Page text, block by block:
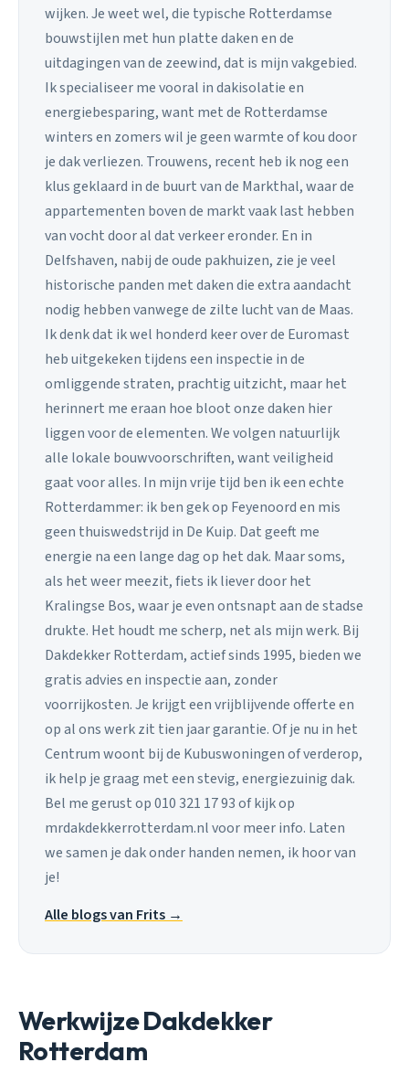
wijken. Je weet wel, die typische Rotterdamse
bouwstijlen met hun platte daken en de
uitdagingen van de zeewind, dat is mijn vakgebied.
Ik specialiseer me vooral in dakisolatie en
energiebesparing, want met de Rotterdamse
winters en zomers wil je geen warmte of kou door
je dak verliezen. Trouwens, recent heb ik nog een
klus geklaard in de buurt van de Markthal, waar de
appartementen boven de markt vaak last hebben
van vocht door al dat verkeer eronder. En in
Delfshaven, nabij de oude pakhuizen, zie je veel
historische panden met daken die extra aandacht
nodig hebben vanwege de zilte lucht van de Maas.
Ik denk dat ik wel honderd keer over de Euromast
heb uitgekeken tijdens een inspectie in de
omliggende straten, prachtig uitzicht, maar het
herinnert me eraan hoe bloot onze daken hier
liggen voor de elementen. We volgen natuurlijk
alle lokale bouwvoorschriften, want veiligheid
gaat voor alles. In mijn vrije tijd ben ik een echte
Rotterdammer: ik ben gek op Feyenoord en mis
geen thuiswedstrijd in De Kuip. Dat geeft me
energie na een lange dag op het dak. Maar soms,
als het weer meezit, fiets ik liever door het
Kralingse Bos, waar je even ontsnapt aan de stadse
drukte. Het houdt me scherp, net als mijn werk. Bij
Dakdekker Rotterdam, actief sinds 1995, bieden we
gratis advies en inspectie aan, zonder
voorrijkosten. Je krijgt een vrijblijvende offerte en
op al ons werk zit tien jaar garantie. Of je nu in het
Centrum woont bij de Kubuswoningen of verderop,
ik help je graag met een stevig, energiezuinig dak.
Bel me gerust op 010 321 17 93 of kijk op
mrdakdekkerrotterdam.nl voor meer info. Laten
we samen je dak onder handen nemen, ik hoor van
je!
Alle blogs van Frits →
Werkwijze Dakdekker
Rotterdam